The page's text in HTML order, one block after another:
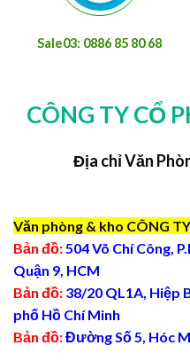
Sale03: 0886 85 80 68
CÔNG TY CỔ
Địa chỉ Văn
Văn phòng & kho CÔNG
Bản đồ:504 Võ Chí Công,
Quận 9, HCM
Bản đồ: 38/20 QL1A, Hiệp
phố Hồ Chí Minh
Bản đồ:Đường Số 5, Hóc